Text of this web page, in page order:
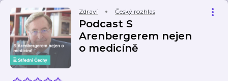
Zdraví Český rozhlas
Podcast S
Arenbergerem nejen
o medicíně